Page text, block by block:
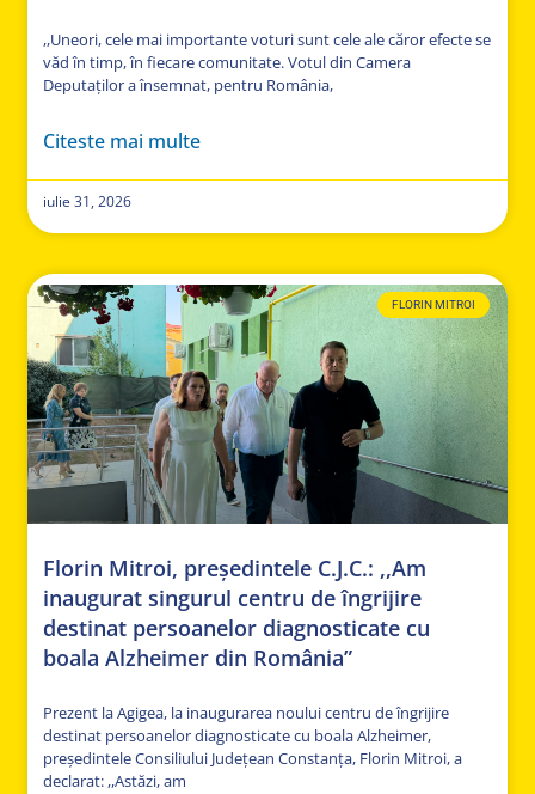
,,Uneori, cele mai importante voturi sunt cele ale căror efecte se
văd în timp, în fiecare comunitate. Votul din Camera
Deputaților a însemnat, pentru România,
Citeste mai multe
iulie 31, 2026
FLORIN MITROI
Florin Mitroi, președintele C.J.C.: ,,Am
inaugurat singurul centru de îngrijire
destinat persoanelor diagnosticate cu
boala Alzheimer din România”
Prezent la Agigea, la inaugurarea noului centru de îngrijire
destinat persoanelor diagnosticate cu boala Alzheimer,
președintele Consiliului Județean Constanța, Florin Mitroi, a
declarat: ,,Astăzi, am